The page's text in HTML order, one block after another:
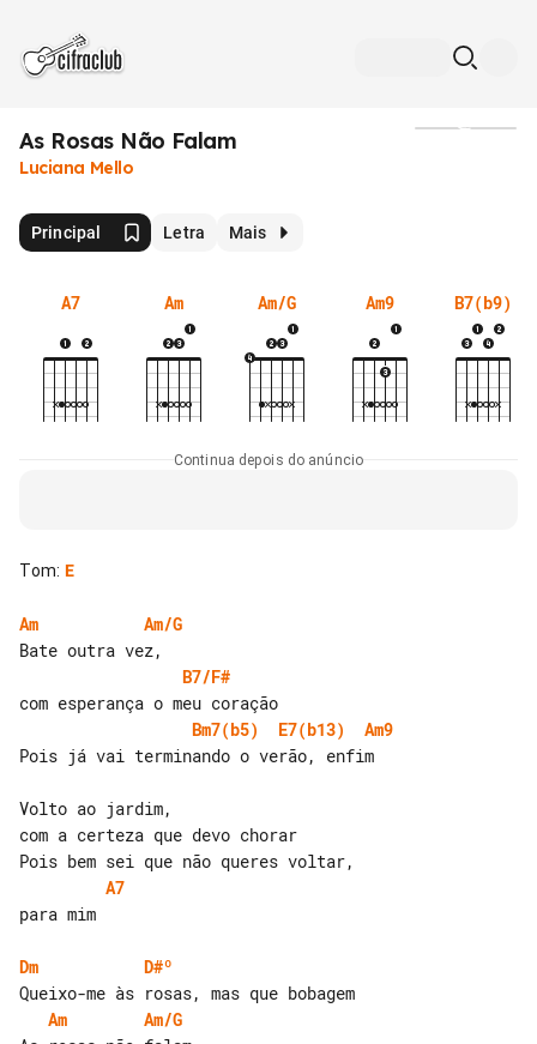
As Rosas Não Falam
Luciana Mello
Principal Letra Mais
A7 Am Am/G Am9 B7(b9)
Continua depois do anúncio
Tom: E
Am
Am/G
B7/F#
Bm7(b5)
E7(b13)
Am9
Pois já vai terminando o verão, enfim
Volto ao jardim,
com a certeza que devo chorar
A7
para mim
Dm
D#º
Am
Am/G